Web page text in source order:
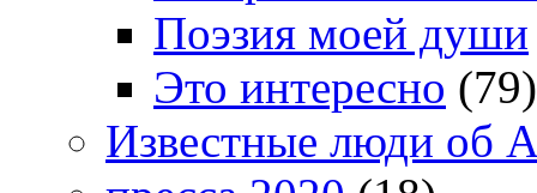
Поэзия моей души
Это интересно (79)
Известные люди об